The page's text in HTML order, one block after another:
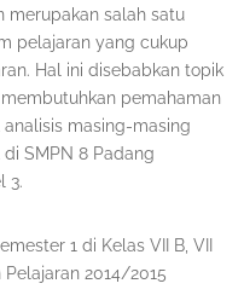
salah satu
pelajaran yang cukup
Hal ini disebabkan topik
pemahaman
masing-masing
SMPN 8 Padang
3.
1 di Kelas VII B, VII
2014/2015